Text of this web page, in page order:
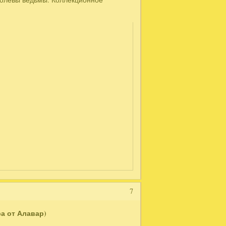
7
от Алавар)